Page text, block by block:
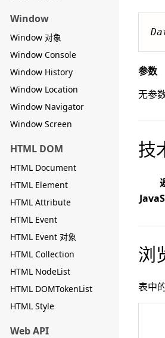
Window
Window 对象
Window Console
Window History
Window Location
Window Navigator
Window Screen
HTML DOM
HTML Document
HTML Element
HTML Attribute
HTML Event
HTML Event 对象
HTML Collection
HTML NodeList
HTML DOMTokenList
HTML Style
Web API
参数
无参数
技
浏
表中